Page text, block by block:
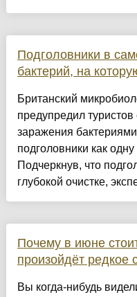
Подголовники в
бактерий, на
Британский
предупредил
заражения
подголовники как
Подчеркнув, что
глубокой очистке,
Почему в июне
произойдёт редкое
Вы когда-нибудь